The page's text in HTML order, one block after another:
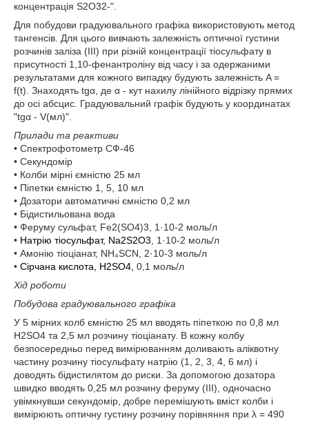
концентрація S2O32-".
Для побудови градуювального графіка використовують метод
тангенсів. Для цього вивчають залежність оптичної густини
розчинів заліза (ІІІ) при різній концентрації тіосульфату в
присутності 1,10-фенантроліну від часу і за одержаними
результатами для кожного випадку будують залежність A =
f(t). Знаходять tgα, де α - кут нахилу лінійного відрізку прямих
до осі абсцис. Градуювальний графік будують у координатах
"tgα - V(мл)".
Прилади та реактиви
• Спектрофотометр СФ-46
• Секундомір
• Колби мірні ємністю 25 мл
• Піпетки ємністю 1, 5, 10 мл
• Дозатори автоматичні ємністю 0,2 мл
• Бідистильована вода
• Феруму сульфат, Fe2(SO4)3, 1·10-2 моль/л
• Натрію тіосульфат, Na2S2O3, 1·10-2 моль/л
• Амонію тіоціанат, NH₄SCN, 2·10-3 моль/л
• Сірчана кислота, Н2SO4, 0,1 моль/л
Хід роботи
Побудова градуювального графіка
У 5 мірних колб ємністю 25 мл вводять піпеткою по 0,8 мл
Н2SO4 та 2,5 мл розчину тіоціанату. В кожну колбу
безпосередньо перед вимірюванням доливають аліквотну
частину розчину тіосульфату натрію (1, 2, 3, 4, 6 мл) і
доводять бідистилятом до риски. За допомогою дозатора
швидко вводять 0,25 мл розчину феруму (ІІІ), одночасно
увімкнувши секундомір, добре перемішують вміст колби і
вимірюють оптичну густину розчину порівняння при λ = 490